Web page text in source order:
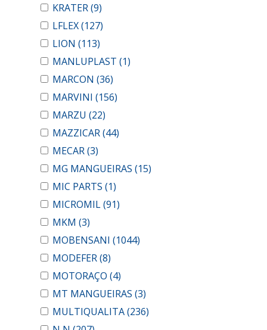
KRATER(9)
LFLEX(127)
LION (113)
MANLUPLAST (1)
MARCON (36)
MARVINI (156)
MARZU (22)
MAZZICAR(44)
MECAR(3)
MG MANGUEIRAS (15)
MIC PARTS (1)
MICROMIL(91)
MKM (3)
MOBENSANI (1044)
MODEFER(8)
MOTORAÇO (4)
MT MANGUEIRAS (3)
MULTIQUALITA(236)